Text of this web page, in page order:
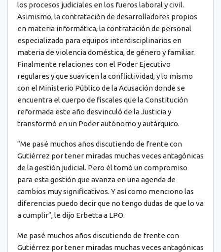
los procesos judiciales en los fueros laboral y civil.
Asimismo, la contratación de desarrolladores propios
en materia informática, la contratación de personal
especializado para equipos interdisciplinarios en
materia de violencia doméstica, de género y familiar.
Finalmente relaciones con el Poder Ejecutivo
regulares y que suavicen la conflictividad, y lo mismo
con el Ministerio Público de la Acusación donde se
encuentra el cuerpo de fiscales que la Constitución
reformada este año desvinculó de la Justicia y
transformó en un Poder autónomo y autárquico.
“Me pasé muchos años discutiendo de frente con
Gutiérrez por tener miradas muchas veces antagónicas
de la gestión judicial. Pero él tomó un compromiso
para esta gestión que avanza en una agenda de
cambios muy significativos. Y así como menciono las
diferencias puedo decir que no tengo dudas de que lo va
a cumplir”, le dijo Erbetta a LPO.
Me pasé muchos años discutiendo de frente con
Gutiérrez por tener miradas muchas veces antagónicas